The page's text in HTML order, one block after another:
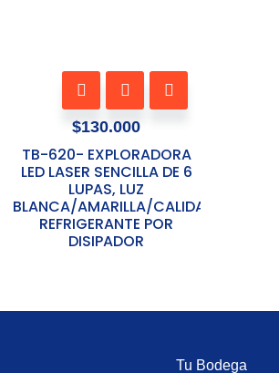
$130.000
TB-620- EXPLORADORA
LED LASER SENCILLA DE 6
LUPAS, LUZ
BLANCA/AMARILLA/CALIDA,
REFRIGERANTE POR
DISIPADOR
Tu Bodega